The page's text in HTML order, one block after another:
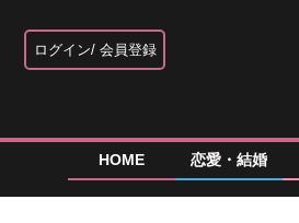
ログイン 会員登録
HOME 恋愛・結婚